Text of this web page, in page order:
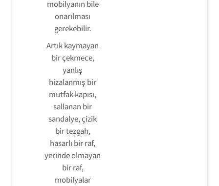
mobilyanın bile
onarılması
gerekebilir.
Artık kaymayan
bir çekmece,
yanlış
hizalanmış bir
mutfak kapısı,
sallanan bir
sandalye, çizik
bir tezgah,
hasarlı bir raf,
yerinde olmayan
bir raf,
mobilyalar